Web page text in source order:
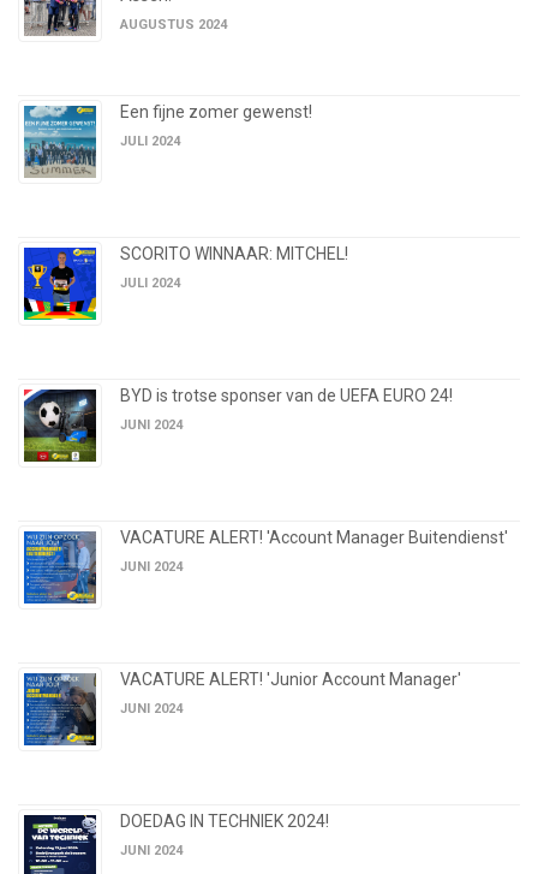
AUGUSTUS 2024
Een fijne zomer gewenst!
JULI 2024
SCORITO WINNAAR: MITCHEL!
JULI 2024
BYD is trotse sponser van de UEFA EURO 24!
JUNI 2024
VACATURE ALERT! 'Account Manager Buitendienst'
JUNI 2024
VACATURE ALERT! 'Junior Account Manager'
JUNI 2024
DOEDAG IN TECHNIEK 2024!
JUNI 2024